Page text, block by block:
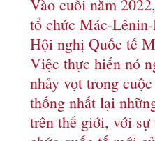
Vào cuối năm
tổ chức Mác-
Hội nghị Quốc tế
Việc thực hiến nó
nhảy vọt trong
thống nhất lại
trên thế giới, với